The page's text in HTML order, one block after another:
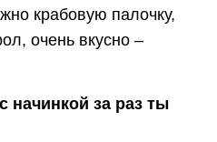
крабовую палочку,
очень вкусно –
начинкой за раз ты